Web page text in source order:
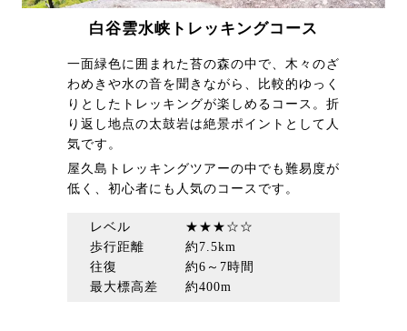
白谷雲水峡トレッキングコース
一面緑色に囲まれた苔の森の中で、木々のざ
わめきや水の音を聞きながら、比較的ゆっく
りとしたトレッキングが楽しめるコース。折
り返し地点の太鼓岩は絶景ポイントとして人
気です。
屋久島トレッキングツアーの中でも難易度が
低く、初心者にも人気のコースです。
レベル ★★★☆☆
歩行距離 約7.5km
往復 約6～7時間
最大標高差 約400m